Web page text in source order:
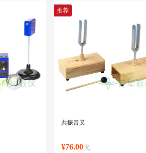
推荐
共振音叉
¥76.00 元